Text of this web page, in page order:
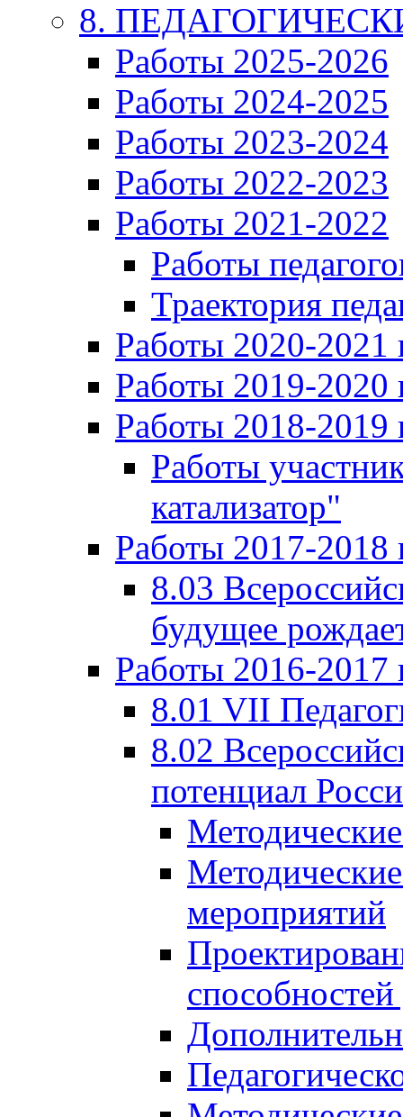
8.
Работы 2025-2026
Работы 2024-2025
Работы 2023-2024
Работы 2022-2023
Работы 2021-2022
Работы
Траектория
Работы 2020-2021
Работы 2019-2020
Работы 2018-2019
Работы
катализатор"
Работы 2017-2018
8.03
будущее
Работы 2016-2017
8.01 VII
8.02
потенциал
мероприятий